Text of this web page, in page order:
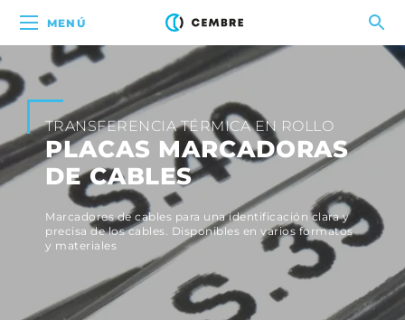
MENÚ
TRANSFERENCIA TÉRMICA EN ROLLO
PLACAS MARCADORAS
DE CABLES
Marcadores de cables para una identificación clara y
precisa de los cables. Disponibles en varios formatos
y materiales